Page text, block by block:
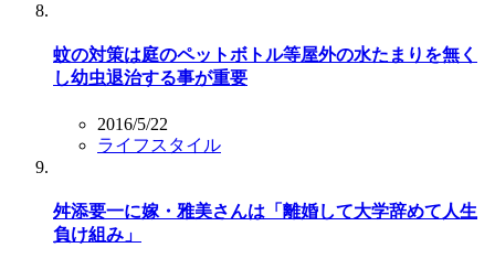
蚊の対策は庭のペットボトル等屋外の水たまりを無く
し幼虫退治する事が重要
2016/5/22
ライフスタイル
舛添要一に嫁・雅美さんは「離婚して大学辞めて人生
負け組み」